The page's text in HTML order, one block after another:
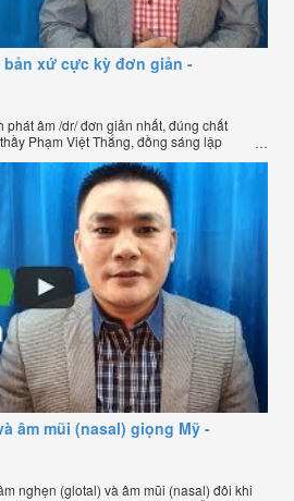
bản xứ cực kỳ đơn giản -
phát âm /dr/ đơn giản nhất, đúng chất
Phạm Việt Thắng, đồng sáng lập
âm mũi (nasal) giọng Mỹ -
nghẹn (glotal) và âm mũi (nasal) đôi khi